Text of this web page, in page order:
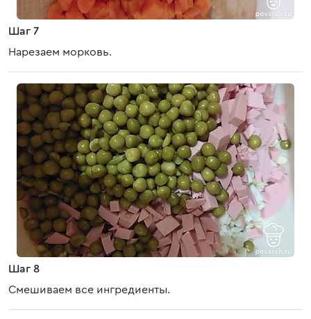
Шаг 7
Нарезаем морковь.
Шаг 8
Смешиваем все ингредиенты.